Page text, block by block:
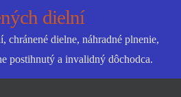
dielní
chránené dielne, náhradné plnenie,
postihnutý a invalidný dôchodca.